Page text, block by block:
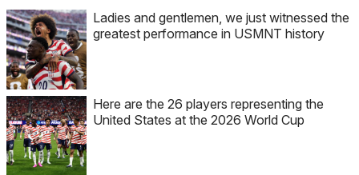
Ladies and gentlemen, we just witnessed the
greatest performance in USMNT history
Here are the 26 players representing the
United States at the 2026 World Cup